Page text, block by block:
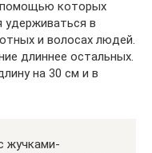
помощью которых
удерживаться в
и волосах людей.
длиннее остальных.
на 30 см и в
жучками-